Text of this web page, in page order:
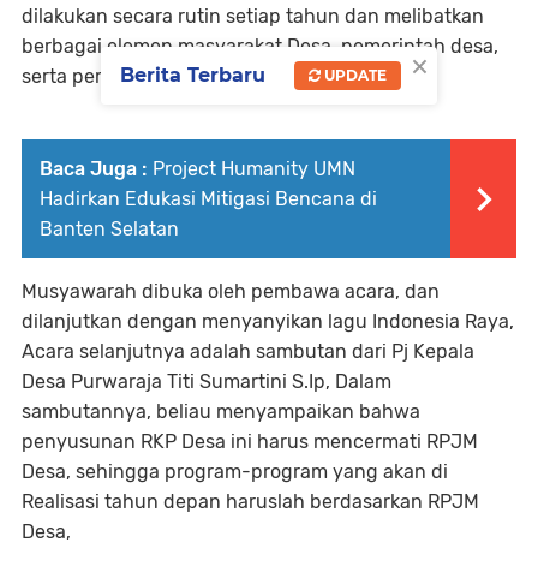
dilakukan secara rutin setiap tahun dan melibatkan
berbagai elemen masyarakat Desa, pemerintah desa,
serta pemangku kepentingan lainnya.
Baca Juga : Project Humanity UMN
Hadirkan Edukasi Mitigasi Bencana di
Banten Selatan
Musyawarah dibuka oleh pembawa acara, dan
dilanjutkan dengan menyanyikan lagu Indonesia Raya,
Acara selanjutnya adalah sambutan dari Pj Kepala
Desa Purwaraja Titi Sumartini S.Ip, Dalam
sambutannya, beliau menyampaikan bahwa
penyusunan RKP Desa ini harus mencermati RPJM
Desa, sehingga program-program yang akan di
Realisasi tahun depan haruslah berdasarkan RPJM
Desa,
×
Berita Terbaru UPDATE